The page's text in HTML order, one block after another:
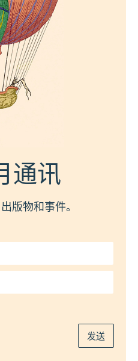
通讯
版物和事件。
发送